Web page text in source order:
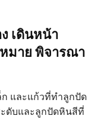
เดินหน้า
มาย พิจารณา
และแก้วที่ทำลูกปัด
ะดับและลูกปัดหินสีที่